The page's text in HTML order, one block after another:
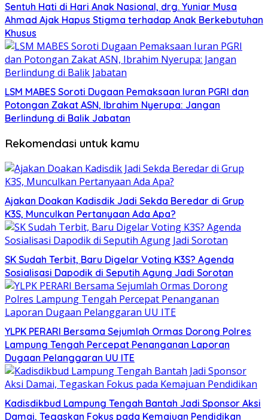
Sentuh Hati di Hari Anak Nasional, drg. Yuniar Musa
Ahmad Ajak Hapus Stigma terhadap Anak Berkebutuhan
Khusus
LSM MABES Soroti Dugaan Pemaksaan Iuran PGRI dan
Potongan Zakat ASN, Ibrahim Nyerupa: Jangan
Berlindung di Balik Jabatan
Rekomendasi untuk kamu
Ajakan Doakan Kadisdik Jadi Sekda Beredar di Grup
K3S, Munculkan Pertanyaan Ada Apa?
SK Sudah Terbit, Baru Digelar Voting K3S? Agenda
Sosialisasi Dapodik di Seputih Agung Jadi Sorotan
YLPK PERARI Bersama Sejumlah Ormas Dorong Polres
Lampung Tengah Percepat Penanganan Laporan
Dugaan Pelanggaran UU ITE
Kadisdikbud Lampung Tengah Bantah Jadi Sponsor Aksi
Damai, Tegaskan Fokus pada Kemajuan Pendidikan